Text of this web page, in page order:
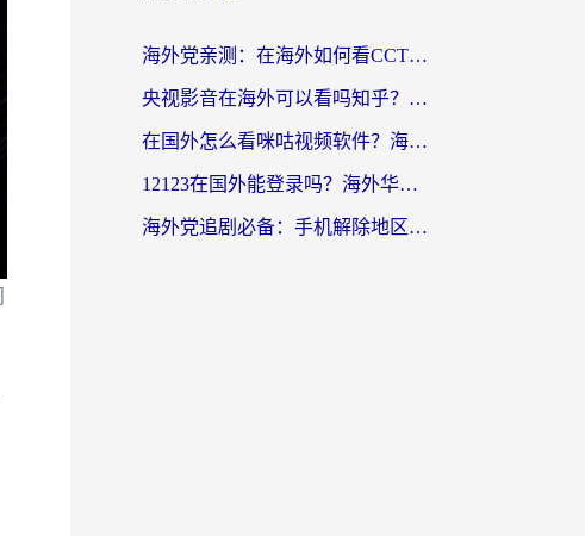
海外党亲测：在海外如何看CCTV？告别“仅限大陆播放”的实用指南
央视影音在海外可以看吗知乎？留学生亲测：3步解决地域限制+追剧自由
在国外怎么看咪咕视频软件？海外党亲测有效的回国加速方案
12123在国外能登录吗？海外华人必看的回国加速实用指南
海外党追剧必备：手机解除地区限制app怎么选？解决央视视频&国内剧地区限制全指南